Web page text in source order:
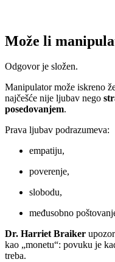
Može li
Odgovor je složen.
Manipulator može iskreno
najčešće nije ljubav nego
posedovanjem.
Prava ljubav podrazumeva:
empatiju,
poverenje,
slobodu,
međusobno
Dr. Harriet Braiker
kao „monetu“: povuku je
treba.